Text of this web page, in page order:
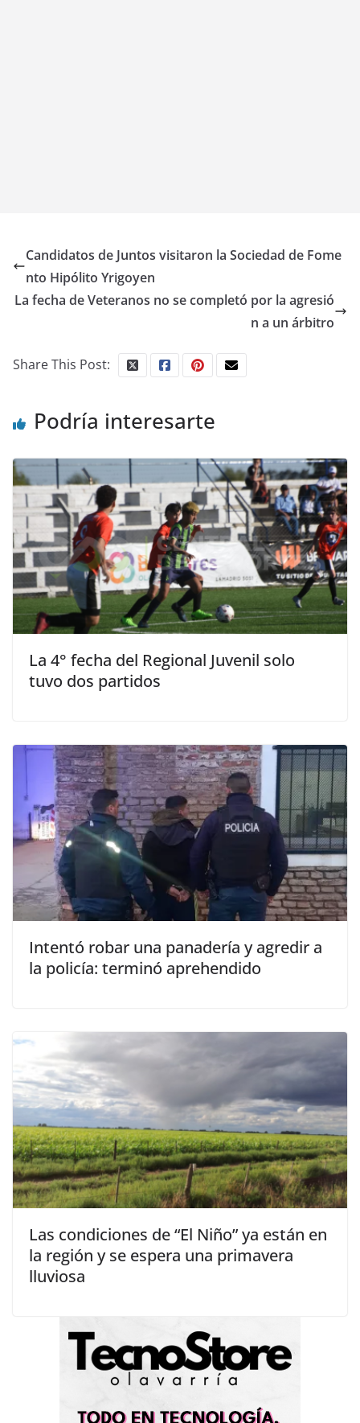
Candidatos de Juntos visitaron la Sociedad de Fome
nto Hipólito Yrigoyen
La fecha de Veteranos no se completó por la agresió
n a un árbitro
Share This Post:
Podría interesarte
La 4° fecha del Regional Juvenil solo
tuvo dos partidos
Intentó robar una panadería y agredir a
la policía: terminó aprehendido
Las condiciones de “El Niño” ya están en
la región y se espera una primavera
lluviosa